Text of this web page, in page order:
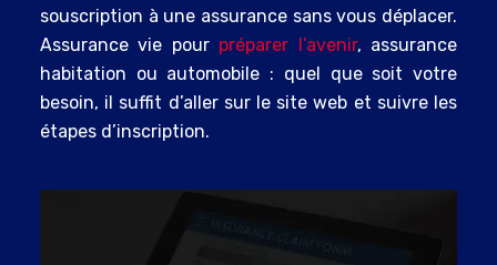
souscription à une assurance sans vous déplacer.
Assurance vie pour préparer l’avenir, assurance
habitation ou automobile : quel que soit votre
besoin, il suffit d’aller sur le site web et suivre les
étapes d’inscription.